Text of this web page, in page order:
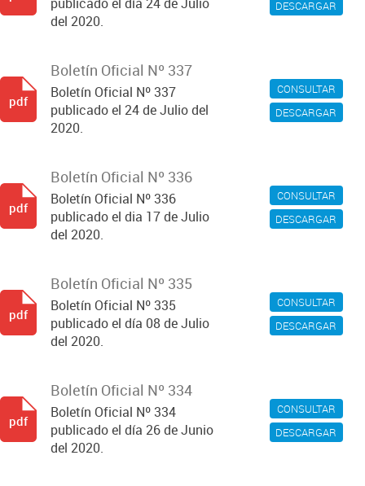
DESCARGAR
del 2020.
CONSULTAR
DESCARGAR
Boletín Oficial Nº 337
Boletín Oficial Nº 337
publicado el 24 de Julio del
2020.
pdf
CONSULTAR
DESCARGAR
Boletín Oficial Nº 336
Boletín Oficial Nº 336
publicado el dia 17 de Julio
del 2020.
pdf
CONSULTAR
DESCARGAR
Boletín Oficial Nº 335
Boletín Oficial Nº 335
publicado el día 08 de Julio
del 2020.
pdf
CONSULTAR
DESCARGAR
Boletín Oficial Nº 334
Boletín Oficial Nº 334
publicado el día 26 de Junio
del 2020.
pdf